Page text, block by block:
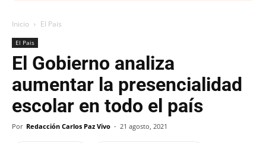
Inicio El Pais
El Pais
El Gobierno analiza
aumentar la presencialidad
escolar en todo el país
Por Redacción Carlos Paz Vivo - 21 agosto, 2021